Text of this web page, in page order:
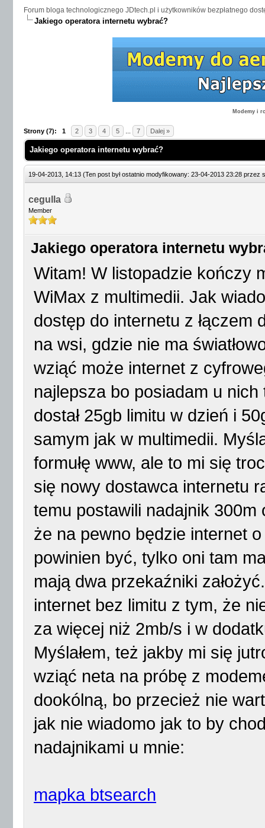
Forum bloga technologicznego JDtech.pl i użytkowników bezpłatnego
Jakiego operatora internetu wybrać?
Modemy i
Strony (7): 1 2 3 4 5 7 Dalej »
Jakiego operatora internetu wybrać?
19-04-2013, 14:13 (Ten post był ostatnio modyfikowany: 23-04-2013 23:28 przez
cegulla
Member
Jakiego operatora internetu
Witam! W listopadzie kończy
WiMax z multimedii. Jak
dostęp do internetu z łączem
na wsi, gdzie nie ma
wziąć może internet z
najlepsza bo posiadam u
dostał 25gb limitu w dzień i
samym jak w multimedii.
formułę www, ale to mi się
się nowy dostawca internetu
temu postawili nadajnik 300m
że na pewno będzie internet
powinien być, tylko oni tam
mają dwa przekaźniki
internet bez limitu z tym, że
za więcej niż 2mb/s i w
Myślałem, też jakby mi się
wziąć neta na próbę z
dookólną, bo przecież nie
jak nie wiadomo jak to by
nadajnikami u mnie:
mapka btsearch